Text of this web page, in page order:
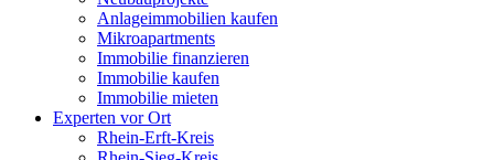
Anlageimmobilien kaufen
Mikroapartments
Immobilie finanzieren
Immobilie kaufen
Immobilie mieten
Experten vor Ort
Rhein-Erft-Kreis